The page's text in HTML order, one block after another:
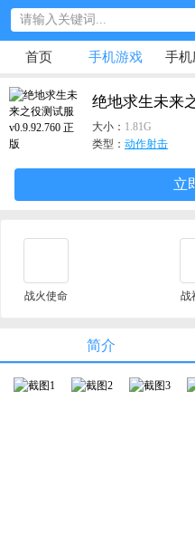
首页 手机游戏 手机
绝地求生未来
大小： 1.81G
类型： 动作射击
立
战火使命 战
简介